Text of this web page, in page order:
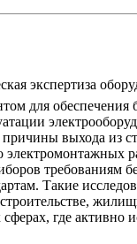
экспертиза
для обеспечения
выхода из
электромонтажных
требованиям
Такие
где активно